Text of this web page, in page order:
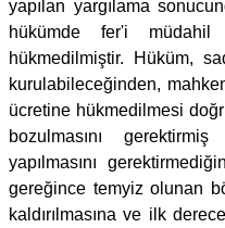
yapılan yargılama
hükümde fer'i
hükmedilmiştir. Hüküm,
kurulabileceğinden,
ücretine hükmedilmesi
bozulmasını
yapılmasını
gereğince temyiz olunan
kaldırılmasına ve ilk